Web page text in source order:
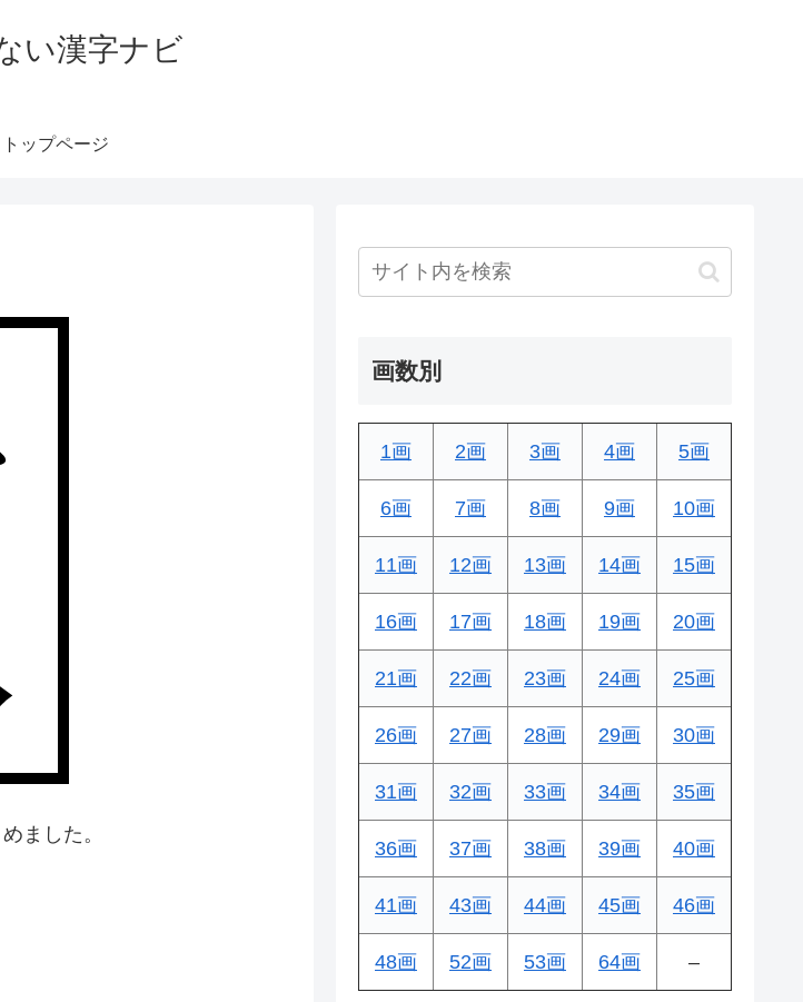
い漢字ナビ
トップページ
ました。
画数別
1画 2画 3画 4画 5画
6画 7画 8画 9画 10画
11画 12画 13画 14画 15画
16画 17画 18画 19画 20画
21画 22画 23画 24画 25画
26画 27画 28画 29画 30画
31画 32画 33画 34画 35画
36画 37画 38画 39画 40画
41画 43画 44画 45画 46画
48画 52画 53画 64画 –